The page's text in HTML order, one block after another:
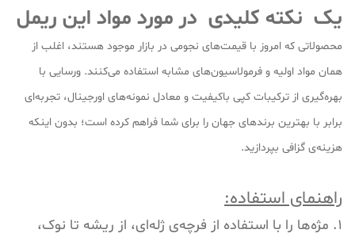
یک نکته کلیدی در مورد مواد این ریمل
محصولاتی که امروز با قیمت‌های نجومی در بازار موجود هستند، اغلب از
همان مواد اولیه و فرمولاسیون‌های مشابه استفاده می‌کنند. ورسایی با
بهره‌گیری از ترکیبات کپی باکیفیت و معادل نمونه‌های اورجینال، تجربه‌ای
برابر با بهترین برندهای جهان را برای شما فراهم کرده است؛ بدون اینکه
هزینه‌ی گزافی بپردازید.
راهنمای استفاده:
۱. مژه‌ها را با استفاده از فرچه‌ی ژله‌ای، از ریشه تا نوک،